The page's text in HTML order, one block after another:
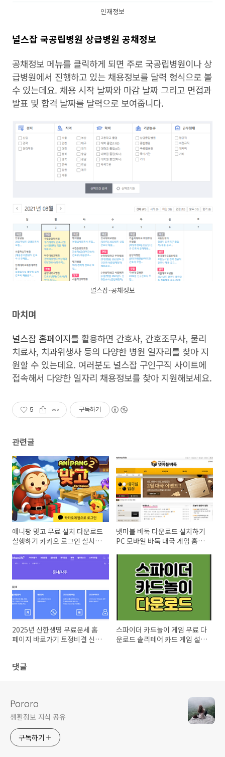
인재정보
널스잡 국공립병원 상급병원 공채정보
공채정보 메뉴를 클릭하게 되면 주로 국공립병원이나 상
급병원에서 진행하고 있는 채용정보를 달력 형식으로 볼
수 있는데요. 채용 시작 날짜와 마감 날짜 그리고 면접과
발표 및 합격 날짜를 달력으로 보여줍니다.
널스잡-공채정보
마치며
널스잡 홈페이지를 활용하면 간호사, 간호조무사, 물리
치료사, 치과위생사 등의 다양한 병원 일자리를 찾아 지
원할 수 있는데요. 여러분도 널스잡 구인구직 사이트에
접속해서 다양한 일자리 채용정보를 찾아 지원해보세요.
5 구독하기
관련글
애니팡 맞고 무료 설치 다운로드
실행하기 카카오 로그인 실시간
넷마블 바둑 다운로드 설치하기
PC 모바일 바둑 대국 게임 홈페
2025년 신한생명 무료운세 홈
페이지 바로가기 토정비결 신년
스파이더 카드놀이 게임 무료 다
운로드 솔리테어 카드 게임 설치
댓글
Pororo
생활정보 지식 공유
구독하기